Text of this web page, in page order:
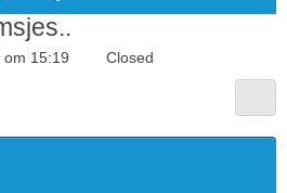
15:19 Closed